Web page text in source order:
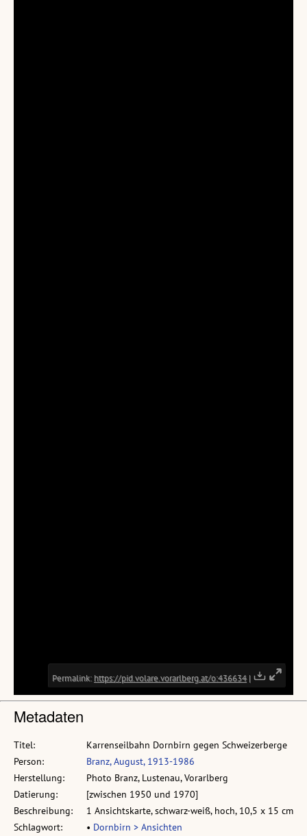
Metadaten
Titel:
Karrenseilbahn Dornbirn gegen Schweizerberge
Person:
Branz, August, 1913-1986
Herstellung:
Photo Branz, Lustenau, Vorarlberg
Datierung:
[zwischen 1950 und 1970]
Beschreibung:
1 Ansichtskarte, schwarz-weiß, hoch, 10,5 x 15 cm
Schlagwort:
• Dornbirn > Ansichten